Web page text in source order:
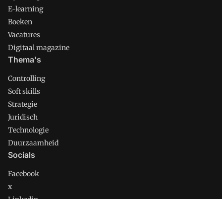
E-learning
Boeken
Vacatures
Digitaal magazine
Thema's
Controlling
Soft skills
Strategie
Juridisch
Technologie
Duurzaamheid
Socials
Facebook
x